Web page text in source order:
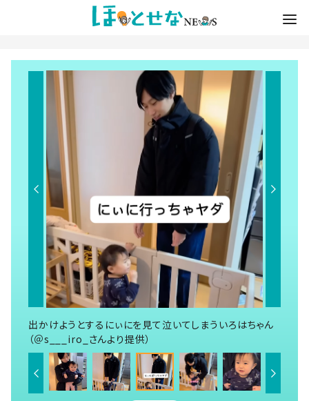
出かけようとするにぃにを見て泣いてしまういろはちゃん
（＠s___iro_さんより提供）